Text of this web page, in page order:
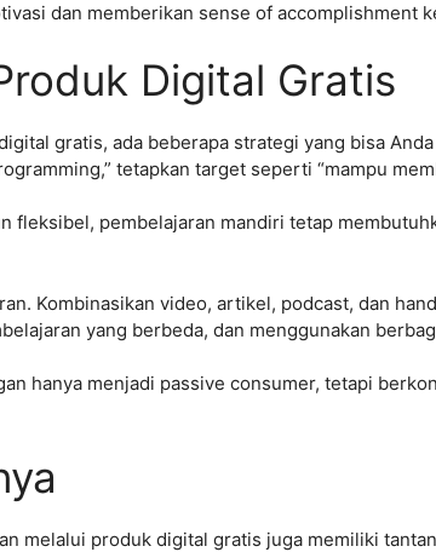
dan memberikan sense of accomplishment
Digital Gratis
gratis, ada beberapa strategi yang bisa
tetapkan target seperti “mampu
fleksibel, pembelajaran mandiri tetap
Kombinasikan video, artikel, podcast, dan
yang berbeda, dan menggunakan
hanya menjadi passive consumer, tetapi
melalui produk digital gratis juga memiliki